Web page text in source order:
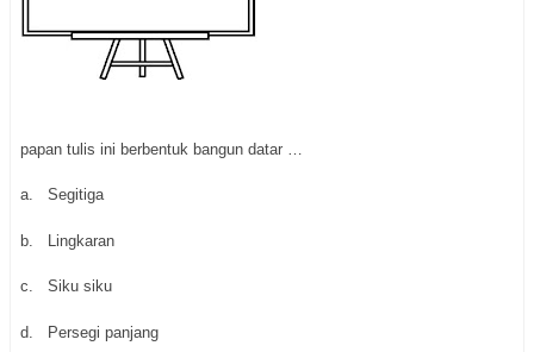
papan tulis ini berbentuk bangun datar …
a. Segitiga
b. Lingkaran
c. Siku siku
d. Persegi panjang